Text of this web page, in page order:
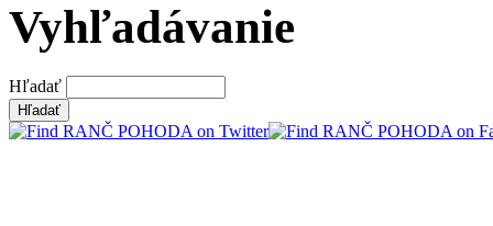
Vyhľadávanie
Hľadať